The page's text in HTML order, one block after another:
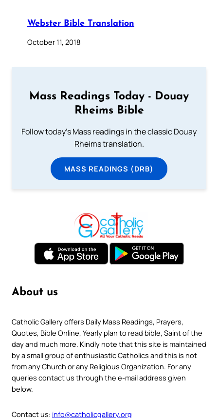
Webster Bible Translation
October 11, 2018
Mass Readings Today - Douay
Rheims Bible
Follow today's Mass readings in the classic Douay
Rheims translation.
MASS READINGS (DRB)
About us
Catholic Gallery offers Daily Mass Readings, Prayers,
Quotes, Bible Online, Yearly plan to read bible, Saint of the
day and much more. Kindly note that this site is maintained
by a small group of enthusiastic Catholics and this is not
from any Church or any Religious Organization. For any
queries contact us through the e-mail address given
below.
Contact us: info@catholicgallery.org